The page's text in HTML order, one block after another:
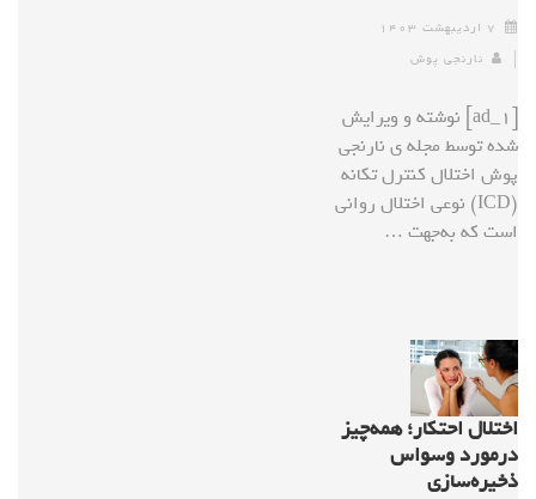
۷ اردیبهشت ۱۴۰۳
نارنجی پوش
[ad_1] نوشته و ویرایش
شده توسط مجله ی نارنجی
پوش اختلال کنترل تکانه
(ICD) نوعی اختلال روانی
است که به‌جهت …
اختلال احتکار؛ همه‌چیز
درمورد وسواس
ذخیره‌سازی